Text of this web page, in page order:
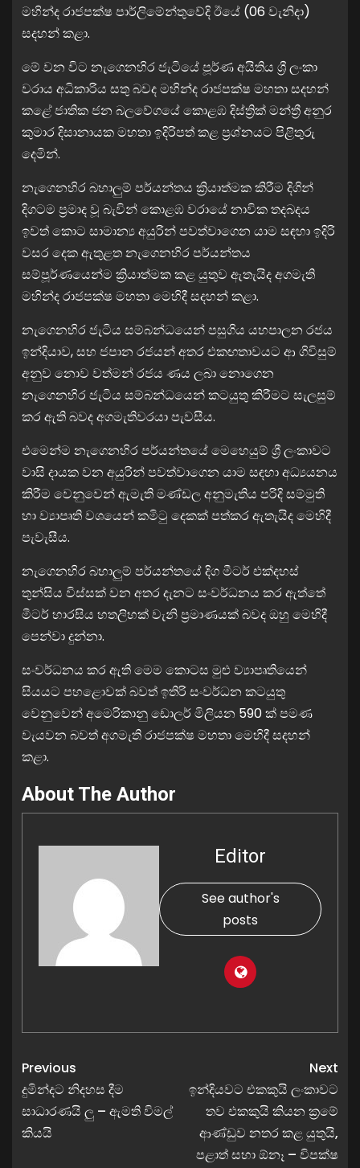
මහින්ද රාජපක්ෂ පාර්ලිමේන්තුවේදි ඊයේ (06 වැනිදා)
සදහන් කළා.
මේ වන විට නැගෙනහිර ජැටියේ පූර්ණ අයිතිය ශ්‍රී ලංකා
වරාය අධිකාරිය සතු බවද මහින්ද රාජපක්ෂ මහතා සදහන්
කළේ ජාතික ජන බලවේගයේ කොළඹ දිස්ත්‍රික් මන්ත්‍රී අනුර
කුමාර දිසානායක මහතා ඉදිරිපත් කළ ප්‍රශ්නයට පිළිතුරු
දෙමින්.
නැගෙනහිර බහාලුම් පර්යන්තය ක්‍රියාත්මක කිරීම දිගින්
දිගටම ප්‍රමාද වූ බැවින් කොළඹ වරායේ නාවික තදබදය
ඉවත් කොට සාමාන්‍ය අයුරින් පවත්වාගෙන යාම සඳහා ඉදිරි
වසර දෙක ඇතුළත නැගෙනහිර පර්යන්තය
සම්පූර්ණයෙන්ම ක්‍රියාත්මක කළ යුතුව ඇතැයිද අගමැති
මහින්ද රාජපක්ෂ මහතා මෙහිදී සදහන් කළා.
නැගෙනහිර ජැටිය සම්බන්ධයෙන් පසුගිය යහපාලන රජය
ඉන්දියාව, සහ ජපාන රජයන් අතර එකඟතාවයට ආ ගිවිසුම්
අනුව නොව වත්මන් රජය ණය ලබා නොගෙන
නැගෙනහිර ජැටිය සම්බන්ධයෙන් කටයුතු කිරීමට සැලසුම්
කර ඇති බවද අගමැතිවරයා පැවසීය.
එමෙන්ම නැගෙනහිර පර්යන්තයේ මෙහෙයුම් ශ්‍රී ලංකාවට
වාසි දායක වන අයුරින් පවත්වාගෙන යාම සඳහා අධ්‍යයනය
කිරීම වෙනුවෙන් ඇමැති මණ්ඩල අනුමැතිය පරිදි සම්මුති
හා ව්‍යාපෘති වශයෙන් කමිටු දෙකක් පත්කර ඇතැයිද මෙහිදී
පැවැසීය.
නැගෙනහිර බහාලුම් පර්යන්තයේ දිග මීටර් එක්දහස්
තුන්සිය විස්සක් වන අතර දැනට සංවර්ධනය කර ඇත්තේ
මීටර් හාරසිය හතලිහක් වැනි ප්‍රමාණයක් බවද ඔහු මෙහිදී
පෙන්වා දුන්නා.
සංවර්ධනය කර ඇති මෙම කොටස මුළු ව්‍යාපෘතියෙන්
සියයට පහළොවක් බවත් ඉතිරි සංවර්ධන කටයුතු
වෙනුවෙන් අමෙරිකානු ඩොලර් මිලියන 590 ක් පමණ
වැයවන බවත් අගමැති රාජපක්ෂ මහතා මෙහිදී සදහන්
කළා.
About The Author
Editor
See author's
posts
Previous
දුමින්දට නිදහස දීම
සාධාරණයි ලු – ඇමති විමල්
කියයි
Next
ඉන්දියවට එකකුයි ලංකාවට
තව එකකුයි කියන ක්‍රමේ
ආණ්ඩුව නතර කළ යුතුයි,
පළාත් සහා ඕනෑ – විපක්ෂ